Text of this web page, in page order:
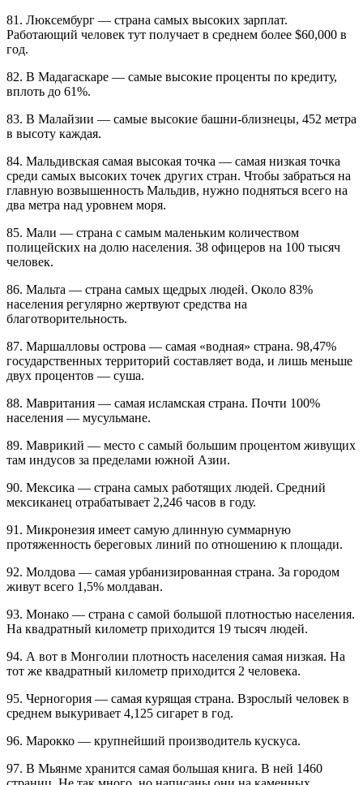
81. Люксембург — страна самых высоких зарплат.
Работающий человек тут получает в среднем более $60,000 в
год.
82. В Мадагаскаре — самые высокие проценты по кредиту,
вплоть до 61%.
83. В Малайзии — самые высокие башни-близнецы, 452 метра
в высоту каждая.
84. Мальдивская самая высокая точка — самая низкая точка
среди самых высоких точек других стран. Чтобы забраться на
главную возвышенность Мальдив, нужно подняться всего на
два метра над уровнем моря.
85. Мали — страна с самым маленьким количеством
полицейских на долю населения. 38 офицеров на 100 тысяч
человек.
86. Мальта — страна самых щедрых людей. Около 83%
населения регулярно жертвуют средства на
благотворительность.
87. Маршалловы острова — самая «водная» страна. 98,47%
государственных территорий составляет вода, и лишь меньше
двух процентов — суша.
88. Мавритания — самая исламская страна. Почти 100%
населения — мусульмане.
89. Маврикий — место с самый большим процентом живущих
там индусов за пределами южной Азии.
90. Мексика — страна самых работящих людей. Средний
мексиканец отрабатывает 2,246 часов в году.
91. Микронезия имеет самую длинную суммарную
протяженность береговых линий по отношению к площади.
92. Молдова — самая урбанизированная страна. За городом
живут всего 1,5% молдаван.
93. Монако — страна с самой большой плотностью населения.
На квадратный километр приходится 19 тысяч людей.
94. А вот в Монголии плотность населения самая низкая. На
тот же квадратный километр приходится 2 человека.
95. Черногория — самая курящая страна. Взрослый человек в
среднем выкуривает 4,125 сигарет в год.
96. Марокко — крупнейший производитель кускуса.
97. В Мьянме хранится самая большая книга. В ней 1460